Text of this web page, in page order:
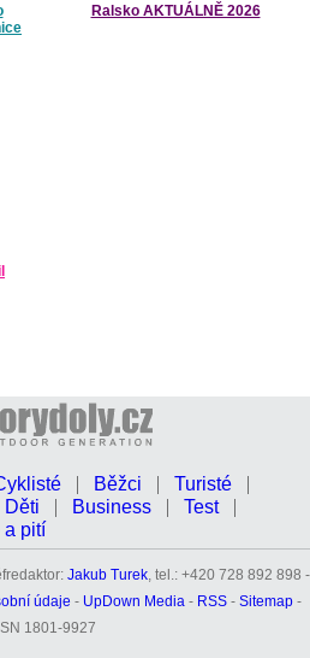
Ralsko AKTUÁLNĚ 2026
Běžci
Turisté
Děti Business
Test
a pití
Jakub Turek, tel.: +420 728 892 898 -
údaje - UpDown Media- RSS- Sitemap-
1801-9927